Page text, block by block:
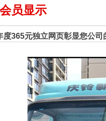
员显示
度365元独立网页彰显您公司